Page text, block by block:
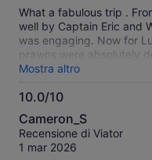
What a fabulous trip .
well by Captain Eric and
was engaging. Now for
prawns were absolutely
professional, hospitable
much for them. We would
Mostra altro
10.0/10
10.0
su
10
Cameron_S
Recensione di Viator
1 mar 2026